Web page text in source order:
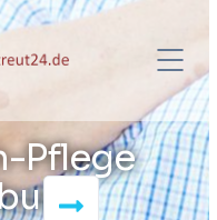
Pflege